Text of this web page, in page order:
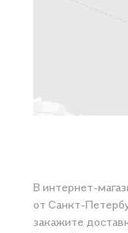
В интернет-
от Санкт-
закажите доставку. Мы и сами